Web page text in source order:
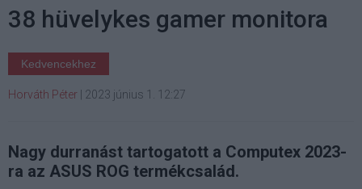
38 hüvelykes gamer monitora
Kedvencekhez
Horváth Péter 2023 június 1. 12:27
Nagy durranást tartogatott a Computex 2023-
ra az ASUS ROG termékcsalád.